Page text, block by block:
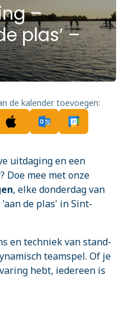
–
plas’ –
de kalender toevoegen:
uitdaging en een
Doe mee met onze
, elke donderdag van
'aan de plas' in Sint-
en techniek van stand-
teamspel. Of je
hebt, iedereen is